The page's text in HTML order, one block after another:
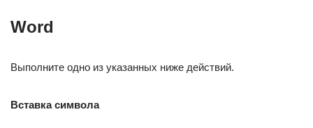
Word
Выполните одно из указанных ниже действий.
Вставка символа